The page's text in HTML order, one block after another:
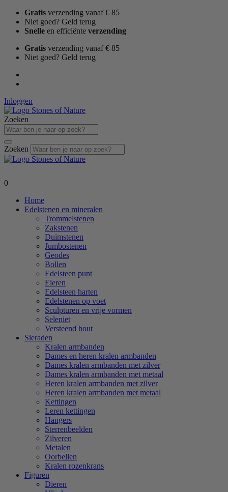
naar
Gratis verzending vanaf € 85
Niet goed? Geld terug
Snelle en efficiënte verzending
Gratis verzending vanaf € 85
Niet goed? Geld terug
Inloggen
Zoeken
Zoeken
0
Home
Edelstenen en mineralen
Trommelstenen
Zakstenen
Duimstenen
Jumbostenen
Geodes
Bollen
Edelsteen punt
Eieren
Edelsteen harten
Edelstenen op voet
Sculpturen en vrije vormen
Seleniet
Versteend hout
Sieraden
Kralen armbanden
Dames en heren kralen armbanden
Dames kralen armbanden met zilver
Dames kralen armbanden met metaal
Heren kralen armbanden met zilver
Heren kralen armbanden met metaal
Kettingen
Leren kettingen
Hangers
Sterrenbeelden
Zilveren
Metalen
Oorbellen
Kralen rozenkrans
Figuren
Dieren